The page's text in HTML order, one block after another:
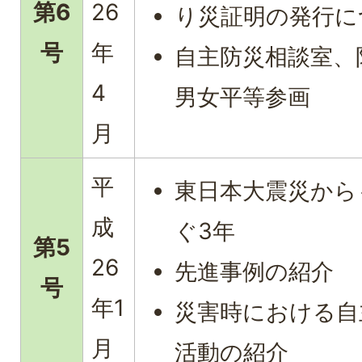
第6
号
26
年
4
月
り災証明の発行
自主防災相談室
男女平等参画
第5
号
平
成
26
年1
月
東日本大震災か
ぐ3年
先進事例の紹介
災害時における
活動の紹介